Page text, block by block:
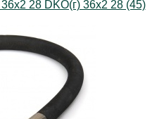
28 DKO(г) 36х2 28 (45)